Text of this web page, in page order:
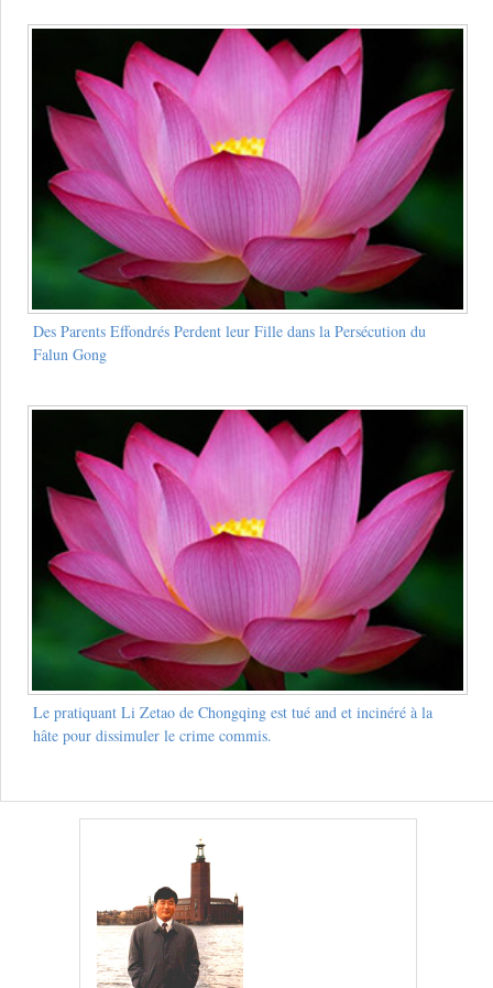
Des Parents Effondrés Perdent leur Fille dans la Persécution du
Falun Gong
Le pratiquant Li Zetao de Chongqing est tué and et incinéré à la
hâte pour dissimuler le crime commis.